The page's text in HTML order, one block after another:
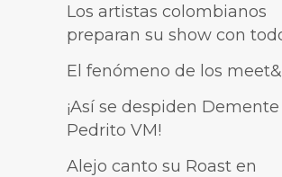
Los artistas colombianos
preparan su show con
El fenómeno de los
¡Así se despiden
Pedrito VM!
Alejo canto su Roast en